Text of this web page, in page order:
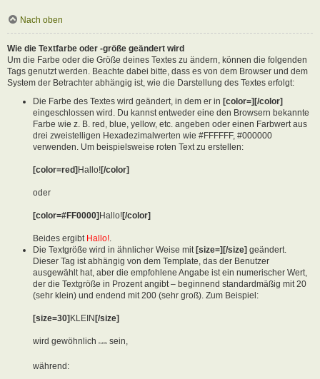
Nach oben
Wie die Textfarbe oder -größe geändert wird
Um die Farbe oder die Größe deines Textes zu ändern, können die folgenden
Tags genutzt werden. Beachte dabei bitte, dass es von dem Browser und dem
System der Betrachter abhängig ist, wie die Darstellung des Textes erfolgt:
Die Farbe des Textes wird geändert, in dem er in [color=][/color]
eingeschlossen wird. Du kannst entweder eine den Browsern bekannte
Farbe wie z. B. red, blue, yellow, etc. angeben oder einen Farbwert aus
drei zweistelligen Hexadezimalwerten wie #FFFFFF, #000000
verwenden. Um beispielsweise roten Text zu erstellen:
[color=red]Hallo![/color]
oder
[color=#FF0000]Hallo![/color]
Beides ergibt Hallo!
Die Textgröße wird in ähnlicher Weise mit [size=][/size] geändert.
Dieser Tag ist abhängig von dem Template, das der Benutzer
ausgewählt hat, aber die empfohlene Angabe ist ein numerischer Wert,
der die Textgröße in Prozent angibt – beginnend standardmäßig mit 20
(sehr klein) und endend mit 200 (sehr groß). Zum Beispiel:
[size=30]KLEIN[/size]
wird gewöhnlich KLEIN sein,
während: